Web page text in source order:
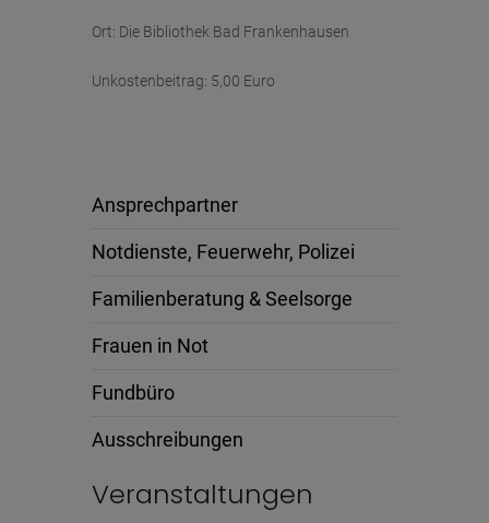
Ort: Die Bibliothek Bad Frankenhausen
Unkostenbeitrag: 5,00 Euro
Ansprechpartner
Notdienste, Feuerwehr, Polizei
Familienberatung & Seelsorge
Frauen in Not
Fundbüro
Ausschreibungen
Veranstaltungen